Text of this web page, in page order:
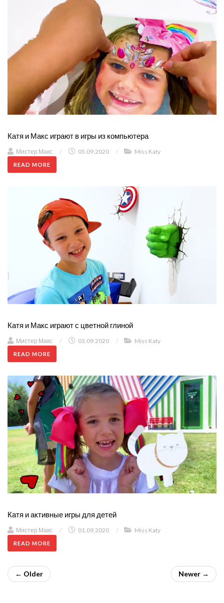
Катя и Макс играют в игры из компьютера
Мистер Макс / 05.09.2020 / Miss Katy
READ MORE
Катя и Макс играют с цветной глиной
Мистер Макс / 03.09.2020 / Miss Katy
READ MORE
Катя и активные игры для детей
Мистер Макс / 01.09.2020 / Miss Katy
READ MORE
← Older Newer →